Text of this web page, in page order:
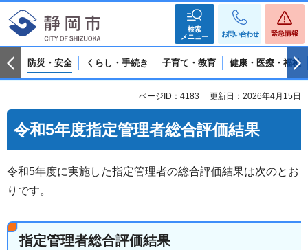
検索
メニュー
お問い合わせ 緊急情報
防災・安全 くらし・手続き 子育て・教育 健康・医療・福祉
ページID：4183 更新日：2026年4月15日
令和5年度指定管理者総合評価結果
令和5年度に実施した指定管理者の総合評価結果は次のとお
りです。
指定管理者総合評価結果